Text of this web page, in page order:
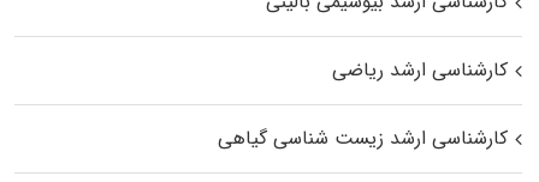
کارشناسی ارشد ریاضی
کارشناسی ارشد زیست‌ شناسی گیاهی